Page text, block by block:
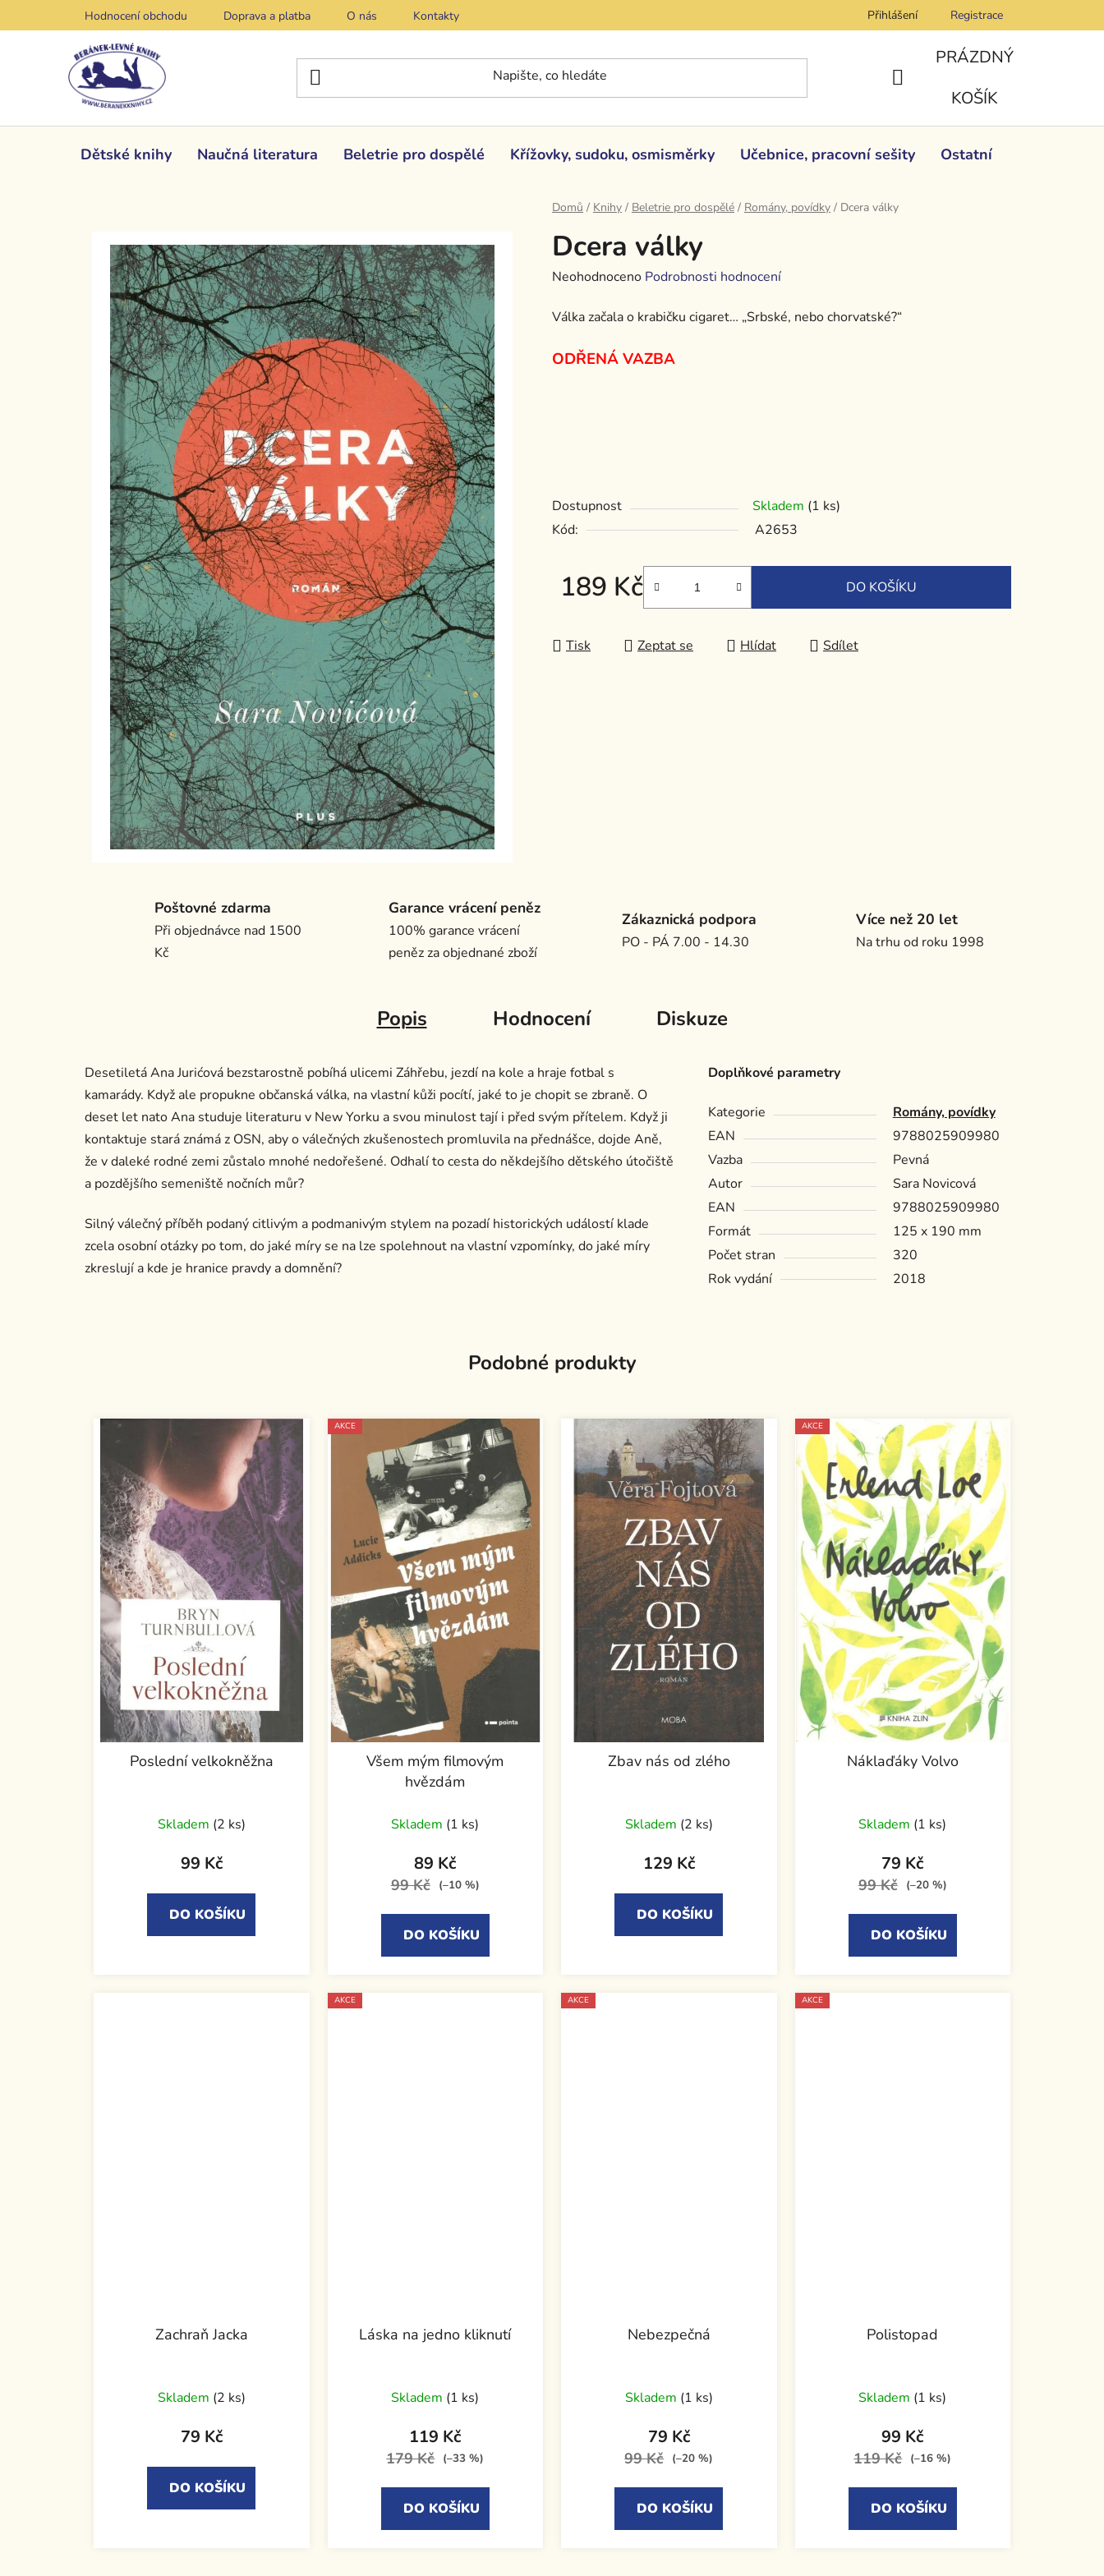
na
Hodnocení obchodu Doprava a platba O nás Kontakty Přihlášení Registrace
NÁKUPNÍ
PRÁZDNÝ
KOŠÍK
Dětské knihy Naučná literatura Beletrie pro dospělé Křížovky, sudoku, osmisměrky Učebnice, pracovní sešity Ostatní
Domů / Knihy / Beletrie pro dospělé / Romány, povídky / Dcera války
Dcera války
Průměrné
produktu
0,0
Neohodnoceno Podrobnosti hodnocení
Válka začala o krabičku cigaret… „Srbské, nebo chorvatské?“
ODŘENÁ VAZBA
Dostupnost Skladem (1 ks)
Kód:
A2653
189 Kč DO KOŠÍKU
Tisk Zeptat se Hlídat Sdílet
Poštovné zdarma
Při objednávce nad 1500
Kč
Garance vrácení peněz
100% garance vrácení
peněz za objednané zboží
Zákaznická podpora
PO - PÁ 7.00 - 14.30
Více než 20 let
Na trhu od roku 1998
Popis Hodnocení Diskuze
Desetiletá Ana Jurićová bezstarostně pobíhá ulicemi Záhřebu, jezdí na kole a hraje fotbal s
kamarády. Když ale propukne občanská válka, na vlastní kůži pocítí, jaké to je chopit se zbraně. O
deset let nato Ana studuje literaturu v New Yorku a svou minulost tají i před svým přítelem. Když ji
kontaktuje stará známá z OSN, aby o válečných zkušenostech promluvila na přednášce, dojde Aně,
že v daleké rodné zemi zůstalo mnohé nedořešené. Odhalí to cesta do někdejšího dětského útočiště
a pozdějšího semeniště nočních můr?
Silný válečný příběh podaný citlivým a podmanivým stylem na pozadí historických událostí klade
zcela osobní otázky po tom, do jaké míry se na lze spolehnout na vlastní vzpomínky, do jaké míry
zkreslují a kde je hranice pravdy a domnění?
Doplňkové parametry
Kategorie
Romány, povídky
EAN
9788025909980
Vazba
Pevná
Autor
Sara Novicová
EAN
9788025909980
Formát
125 x 190 mm
Počet stran
320
Rok vydání
2018
Podobné produkty
Poslední velkokněžna
Skladem (2 ks)
99 Kč
DO KOŠÍKU
AKCE
Všem mým filmovým
hvězdám
Skladem (1 ks)
89 Kč
99 Kč (–10 %)
DO KOŠÍKU
Zbav nás od zlého
Skladem (2 ks)
129 Kč
DO KOŠÍKU
AKCE
Náklaďáky Volvo
Skladem (1 ks)
79 Kč
99 Kč (–20 %)
DO KOŠÍKU
Zachraň Jacka
Skladem (2 ks)
79 Kč
DO KOŠÍKU
AKCE
Láska na jedno kliknutí
Skladem (1 ks)
119 Kč
179 Kč (–33 %)
DO KOŠÍKU
AKCE
Nebezpečná
Skladem (1 ks)
79 Kč
99 Kč (–20 %)
DO KOŠÍKU
AKCE
Polistopad
Skladem (1 ks)
99 Kč
119 Kč (–16 %)
DO KOŠÍKU